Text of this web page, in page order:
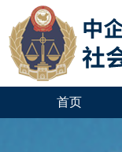
首页